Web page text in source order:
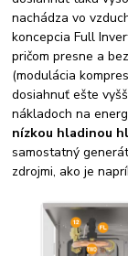
nachádza vo
koncepcia Full
pričom presne a
(modulácia
dosiahnuť ešte
nákladoch na
nízkou hladinou
samostatný
zdrojmi, ako je